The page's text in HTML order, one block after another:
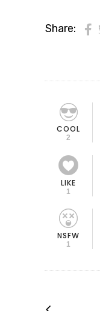
Share:
COOL
2
LIKE
1
NSFW
1